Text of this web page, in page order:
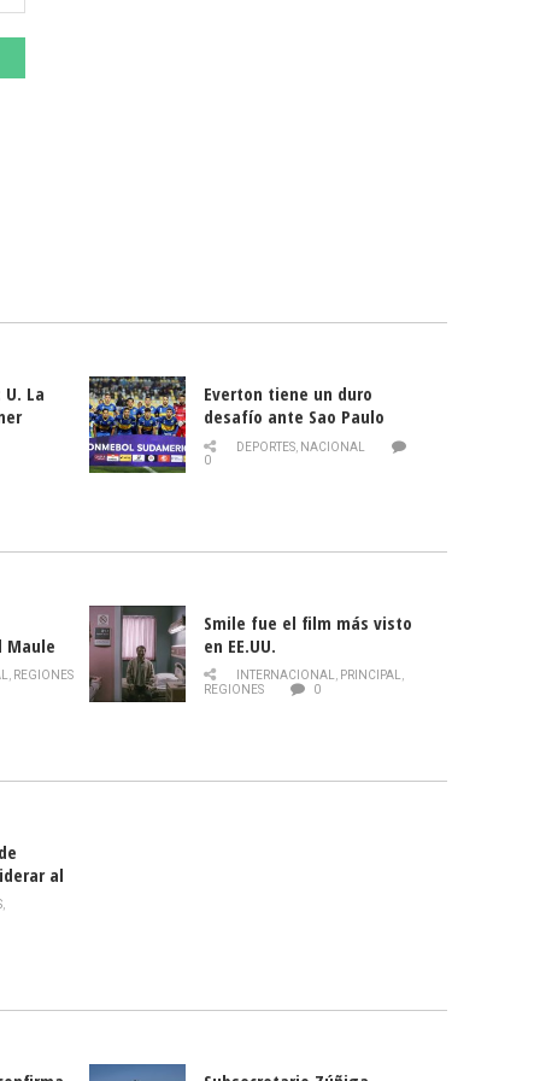
La
Everton tiene un duro
desafío ante Sao Paulo
DEPORTES, NACIONAL
0
Maule
de la
, REGIONES
Smile fue el film más visto
en EE.UU.
INTERNACIONAL, PRINCIPAL,
REGIONES
0
al
,